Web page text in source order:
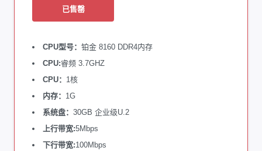
已售罄
CPU型号： 铂金 8160 DDR4内存
CPU:睿频 3.7GHZ
CPU： 1核
内存： 1G
系统盘： 30GB 企业级U.2
上行带宽:5Mbps
下行带宽:100Mbps